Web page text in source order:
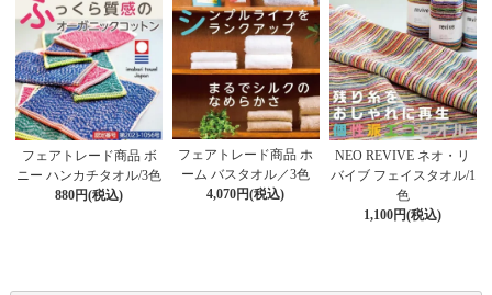
フェアトレード商品 ボ
ニー ハンカチタオル/3色
880円(税込)
フェアトレード商品 ホ
ーム バスタオル／3色
4,070円(税込)
NEO REVIVE ネオ・リ
バイブ フェイスタオル/1
色
1,100円(税込)